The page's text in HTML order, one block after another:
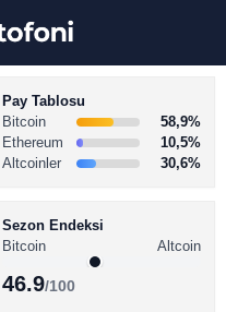
Pay Tablosu
Bitcoin
58,9%
Ethereum
10,5%
Altcoinler
30,6%
Sezon Endeksi
Bitcoin
Altcoin
46.9/100